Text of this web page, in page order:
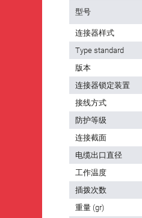
型号
连接器样式
Type standard
版本
连接器锁定装置
接线方式
防护等级
连接截面
电缆出口直径
工作温度
插拨次数
重量 (gr)